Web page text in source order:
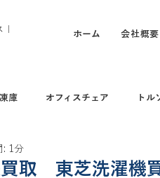
ホーム 会社概要
庫 オフィスチェア ト
買取 東芝洗濯機
: 1分